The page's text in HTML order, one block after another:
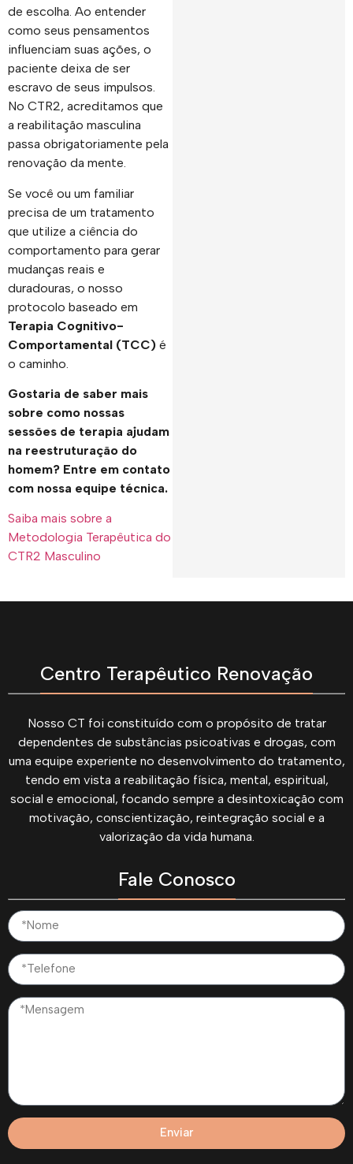
de escolha. Ao entender
como seus pensamentos
influenciam suas ações, o
paciente deixa de ser
escravo de seus impulsos.
No CTR2, acreditamos que
a reabilitação masculina
passa obrigatoriamente pela
renovação da mente.
Se você ou um familiar
precisa de um tratamento
que utilize a ciência do
comportamento para gerar
mudanças reais e
duradouras, o nosso
protocolo baseado em
Terapia Cognitivo-
Comportamental (TCC) é
o caminho.
Gostaria de saber mais
sobre como nossas
sessões de terapia ajudam
na reestruturação do
homem? Entre em contato
com nossa equipe técnica.
Saiba mais sobre a
Metodologia Terapêutica do
CTR2 Masculino
Centro Terapêutico Renovação
Nosso CT foi constituído com o propósito de tratar
dependentes de substâncias psicoativas e drogas, com
uma equipe experiente no desenvolvimento do tratamento,
tendo em vista a reabilitação física, mental, espiritual,
social e emocional, focando sempre a desintoxicação com
motivação, conscientização, reintegração social e a
valorização da vida humana.
Fale Conosco
Enviar